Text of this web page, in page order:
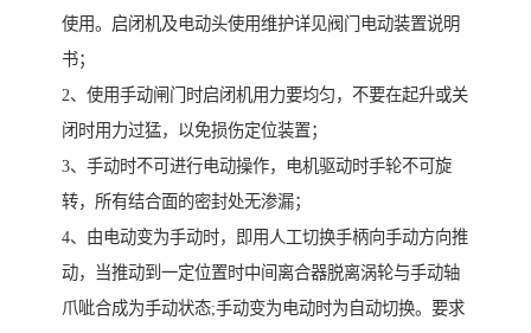
使用。启闭机及电动头使用维护详见阀门电动装置说明
书；
2、使用手动闸门时启闭机用力要均匀，不要在起升或关
闭时用力过猛，以免损伤定位装置；
3、手动时不可进行电动操作，电机驱动时手轮不可旋
转，所有结合面的密封处无渗漏；
4、由电动变为手动时，即用人工切换手柄向手动方向推
动，当推动到一定位置时中间离合器脱离涡轮与手动轴
爪呲合成为手动状态;手动变为电动时为自动切换。要求